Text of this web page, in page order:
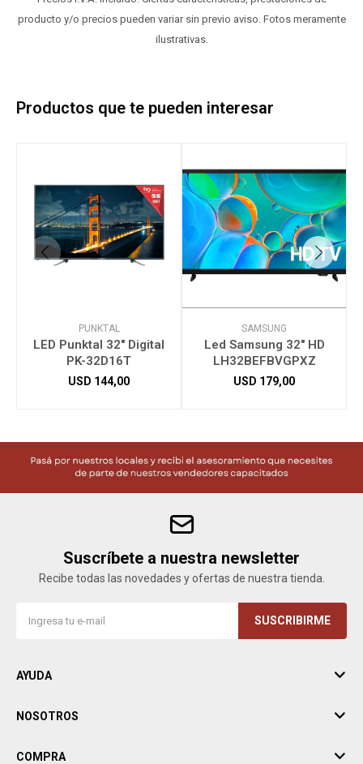
producto y/o precios pueden variar sin previo aviso. Fotos meramente
ilustrativas.
Productos que te pueden interesar
PUNKTAL
LED Punktal 32" Digital
PK-32D16T
USD 144,00
SAMSUNG
Led Samsung 32" HD
LH32BEFBVGPXZ
USD 179,00
Suscríbete a nuestra newsletter
Recibe todas las novedades y ofertas de nuestra tienda.
SUSCRIBIRME
AYUDA
NOSOTROS
COMPRA